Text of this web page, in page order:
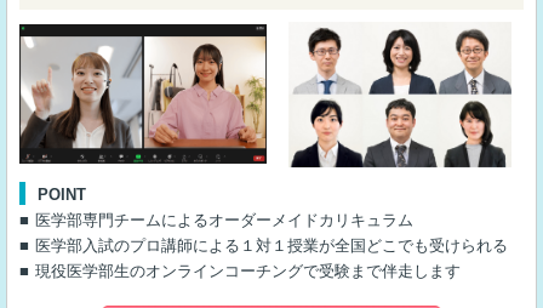
POINT
医学部専門チームによるオーダーメイドカリキュラム
医学部入試のプロ講師による１対１授業が全国どこでも受けられる
現役医学部生のオンラインコーチングで受験まで伴走します